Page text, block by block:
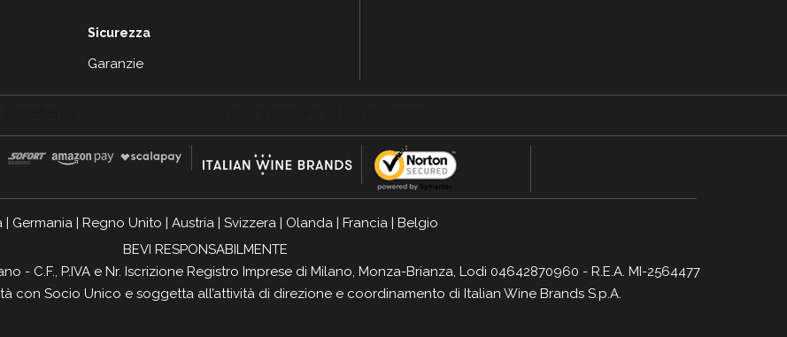
Sicurezza
Garanzie
| Germania| Regno Unito | Austria| Svizzera| Olanda| Francia| Belgio
BEVI RESPONSABILMENTE
- C.F., P.IVA e Nr. Iscrizione Registro Imprese di Milano, Monza-Brianza, Lodi 04642870960 - R.E.A. MI-2564477
con Socio Unico e soggetta all’attività di direzione e coordinamento di Italian Wine Brands S.p.A.